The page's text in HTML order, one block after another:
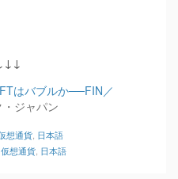
はバブルか──FIN／
ジャパン
想通貨 日本語
仮想通貨 日本語